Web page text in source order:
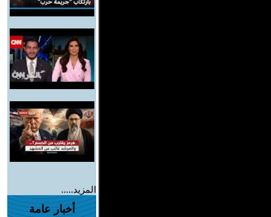
المزيد.....
أخبار عامة